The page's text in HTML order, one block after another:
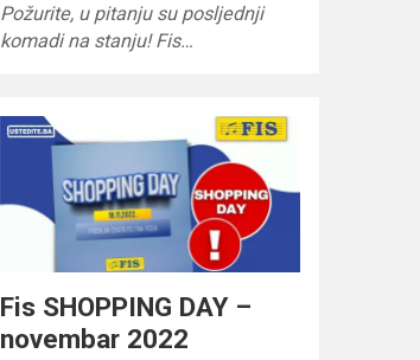
Požurite, u pitanju su posljednji
komadi na stanju! Fis…
Fis SHOPPING DAY –
novembar 2022